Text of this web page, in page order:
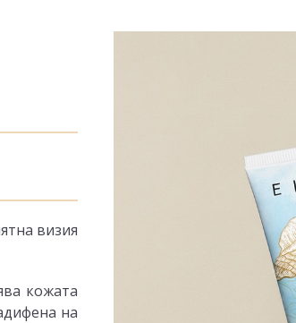
визия
кожата
на